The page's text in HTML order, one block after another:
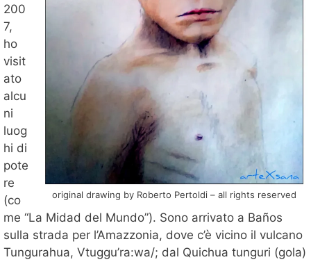
original drawing by Roberto Pertoldi – all rights reserved
200
7,
ho
visit
ato
alcu
ni
luog
hi di
pote
re
(co
me “La Midad del Mundo”). Sono arrivato a Baños
sulla strada per l’Amazzonia, dove c’è vicino il vulcano
Tungurahua, Vtuggu’ra:wa/; dal Quichua tunguri (gola)